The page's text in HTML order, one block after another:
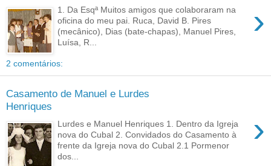
›
1. Da Esqª Muitos amigos que colaboraram na
oficina do meu pai. Ruca, David B. Pires
(mecânico), Dias (bate-chapas), Manuel Pires,
Luísa, R...
2 comentários:
Casamento de Manuel e Lurdes
Henriques
›
Lurdes e Manuel Henriques 1. Dentro da Igreja
nova do Cubal 2. Convidados do Casamento à
frente da Igreja nova do Cubal 2.1 Pormenor
dos...